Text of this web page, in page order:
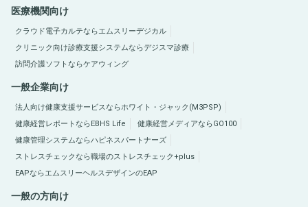
医療機関向け
クラウド電子カルテならエムスリーデジカル
クリニック向け診療支援システムならデジスマ診療
訪問介護ソフトならケアウィング
一般企業向け
法人向け健康支援サービスならホワイト・ジャック(M3PSP)
健康経営レポートならEBHS Life
健康経営メディアならGO100
健康管理システムならハピネスパートナーズ
ストレスチェックなら職場のストレスチェック+plus
EAPならエムスリーヘルスデザインのEAP
一般の方向け